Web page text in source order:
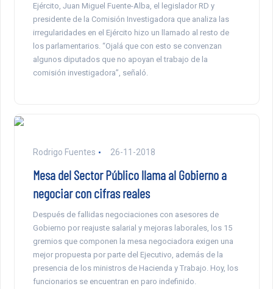
Ejército, Juan Miguel Fuente-Alba, el legislador RD y
presidente de la Comisión Investigadora que analiza las
irregularidades en el Ejército hizo un llamado al resto de
los parlamentarios. “Ojalá que con esto se convenzan
algunos diputados que no apoyan el trabajo de la
comisión investigadora”, señaló.
Rodrigo Fuentes 26-11-2018
Mesa del Sector Público llama al Gobierno a
negociar con cifras reales
Después de fallidas negociaciones con asesores de
Gobierno por reajuste salarial y mejoras laborales, los 15
gremios que componen la mesa negociadora exigen una
mejor propuesta por parte del Ejecutivo, además de la
presencia de los ministros de Hacienda y Trabajo. Hoy, los
funcionarios se encuentran en paro indefinido.